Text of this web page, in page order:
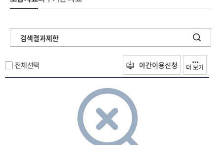
검색결과제한
전체선택 야간이용신청 더 보기